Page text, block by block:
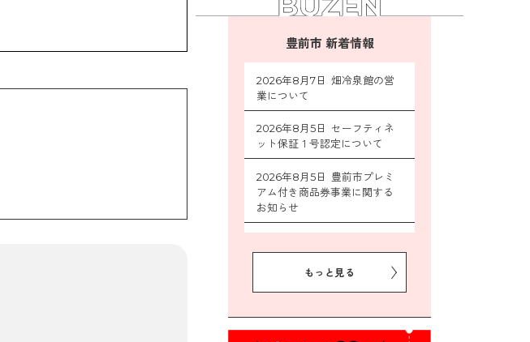
豊前市 新着情報
2026年8月7日 畑冷泉館の営
業について
2026年8月5日 セーフティネ
ット保証１号認定について
2026年8月5日 豊前市プレミ
アム付き商品券事業に関する
お知らせ
ン作戦参加者募集
もっと見る